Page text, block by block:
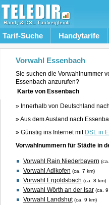
Tarif-Suche Handytarife
Vorwahl Essenbach
Sie suchen die Vorwahlnummer
Essenbach anzurufen?
Karte von Essenbach
» Innerhalb von Deutschland
» Aus dem Ausland nach
» Günstig ins Internet mit DSL in
Vorwahlnummern für Städte in
Vorwahl Rain Niederbayern
Vorwahl Adlkofen (ca. 7 km)
Vorwahl Ergoldsbach (ca. 8 km)
Vorwahl Wörth an der Isar (ca. 9
Vorwahl Landshut (ca. 9 km)